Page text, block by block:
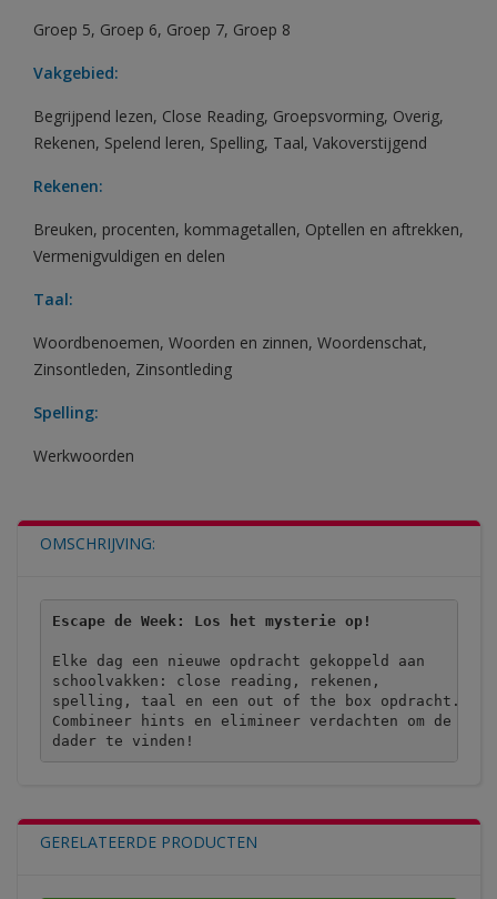
Groep 5, Groep 6, Groep 7, Groep 8
Vakgebied:
Begrijpend lezen, Close Reading, Groepsvorming, Overig,
Rekenen, Spelend leren, Spelling, Taal, Vakoverstijgend
Rekenen:
Breuken, procenten, kommagetallen, Optellen en aftrekken,
Vermenigvuldigen en delen
Taal:
Woordbenoemen, Woorden en zinnen, Woordenschat,
Zinsontleden, Zinsontleding
Spelling:
Werkwoorden
OMSCHRIJVING:
Escape de Week: Los het mysterie op!
Elke dag een nieuwe opdracht gekoppeld aan
schoolvakken: close reading, rekenen,
spelling, taal en een out of the box opdracht.
Combineer hints en elimineer verdachten om de
dader te vinden!
GERELATEERDE PRODUCTEN